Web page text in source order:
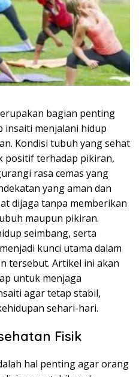
bagian penting
insaiti menjalani hidup
Kondisi tubuh yang sehat
positif terhadap pikiran,
rasa cemas yang
yang aman dan
dijaga tanpa memberikan
maupun pikiran.
seimbang, serta
kunci utama dalam
tersebut. Artikel ini akan
untuk menjaga
agar tetap stabil,
sehari-hari.
Fisik
hal penting agar orang